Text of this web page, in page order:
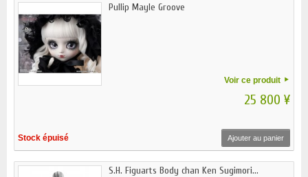
Pullip Mayle Groove
Voir ce produit
25 800 ¥
Stock épuisé Ajouter au panier
S.H. Figuarts Body chan Ken Sugimori...